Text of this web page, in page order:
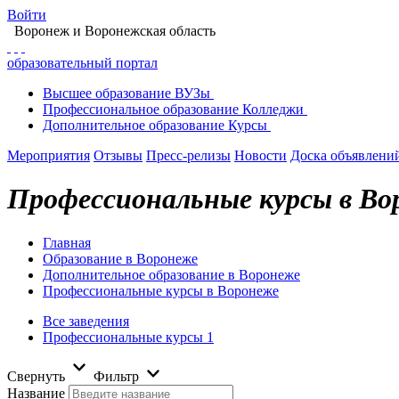
Войти
Воронеж и Воронежская область
образовательный портал
Высшее образование ВУЗы
Профессиональное образование Колледжи
Дополнительное образование Курсы
Мероприятия Отзывы Пресс-релизы Новости Доска
Профессиональные курсы в
Главная
Образование в Воронеже
Дополнительное образование в Воронеже
Профессиональные курсы в Воронеже
Все заведения
Профессиональные курсы 1
Свернуть
Фильтр
Название